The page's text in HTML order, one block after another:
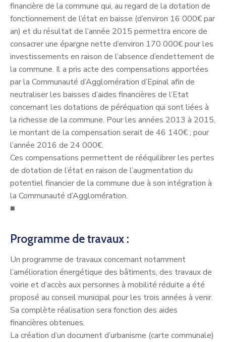
financière de la commune qui, au regard de la dotation de
fonctionnement de l’état en baisse (d’environ 16 000€ par
an) et du résultat de l’année 2015 permettra encore de
consacrer une épargne nette d’environ 170 000€ pour les
investissements en raison de l’absence d’endettement de
la commune. Il a pris acte des compensations apportées
par la Communauté d’Agglomération d’Epinal afin de
neutraliser les baisses d’aides financières de l’Etat
concernant les dotations de péréquation qui sont liées à
la richesse de la commune. Pour les années 2013 à 2015,
le montant de la compensation serait de 46 140€ ; pour
l’année 2016 de 24 000€.
Ces compensations permettent de rééquilibrer les pertes
de dotation de l’état en raison de l’augmentation du
potentiel financier de la commune due à son intégration à
la Communauté d’Agglomération.
■
Programme de travaux :
Un programme de travaux concernant notamment
l’amélioration énergétique des bâtiments, des travaux de
voirie et d’accès aux personnes à mobilité réduite a été
proposé au conseil municipal pour les trois années à venir.
Sa complète réalisation sera fonction des aides
financières obtenues.
La création d’un document d’urbanisme (carte communale)